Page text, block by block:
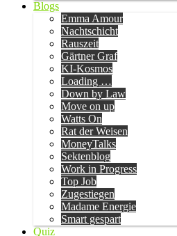
Blogs
Emma Amour
Nachtschicht
Rauszeit
Gärtner Graf
KI-Kosmos
Loading …
Down by Law
Move on up
Watts On
Rat der Weisen
MoneyTalks
Sektenblog
Work in Progress
Top Job
Zugestiegen
Madame Energie
Smart gespart
Quiz